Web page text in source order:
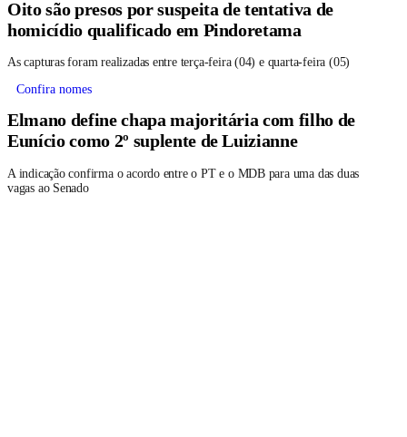
Oito são presos por suspeita de tentativa de
homicídio qualificado em Pindoretama
As capturas foram realizadas entre terça-feira (04) e quarta-feira (05)
Confira nomes
Elmano define chapa majoritária com filho de
Eunício como 2º suplente de Luizianne
A indicação confirma o acordo entre o PT e o MDB para uma das duas
vagas ao Senado